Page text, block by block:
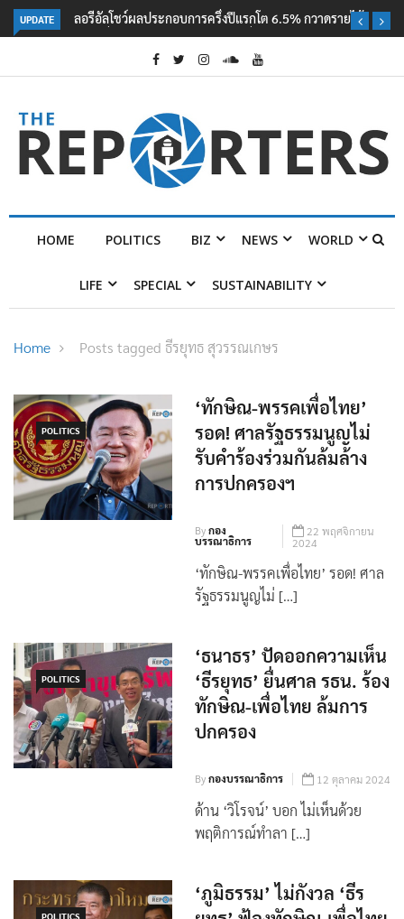
UPDATE
ลอรีอัลโชว์ผลประกอบการครึ่งปีแรกโต 6.5% กวาดรายได้ 2.3 หมื่นล้านยูโร
คว้าไลเซนส์ ‘กุชชี่’ 50 ปี พร้อมส่ง 4 แบรนด์ใหม่บุกตลาดไทย
POLITICS BIZ NEWS WORLD
POLITICS
‘ทักษิณ-พรรคเพื่อไทย’
รอด! ศาลรัฐธรรมนูญไม่
รับคำร้องร่วมกันล้มล้าง
การปกครองฯ
Byกอง
บรรณาธิการ
22 พฤศจิกายน
2024
‘ทักษิณ-พรรคเพื่อไทย’ รอด! ศาล
POLITICS
‘ธนาธร’ ปัดออกความเห็น
‘ธีรยุทธ’ ยื่นศาล รธน. ร้อง
ทักษิณ-เพื่อไทย ล้มการ
ปกครอง
Byกองบรรณาธิการ 12 ตุลาคม 2024